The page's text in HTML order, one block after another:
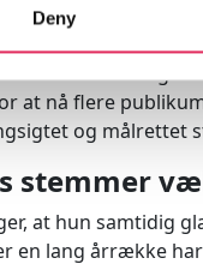
Denyen Diversity
for eksempel Høje
en del af
at nå flere
og målrettet
stemmer
at hun samtidig
en lang årrække